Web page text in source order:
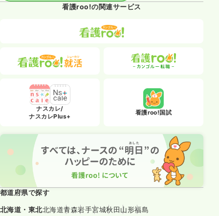
看護roo!の関連サービス
ナスカレ/
ナスカレPlus+
看護roo!国試
都道府県で探す
北海道・東北北海道青森岩手宮城秋田山形福島